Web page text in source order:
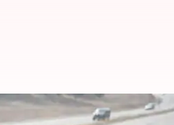
और यह कैसे काम